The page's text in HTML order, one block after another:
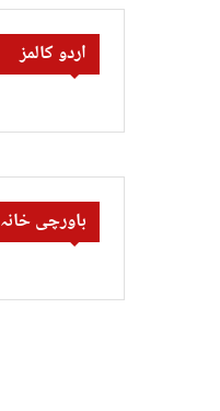
اردو کالمز
باورچی خانہ